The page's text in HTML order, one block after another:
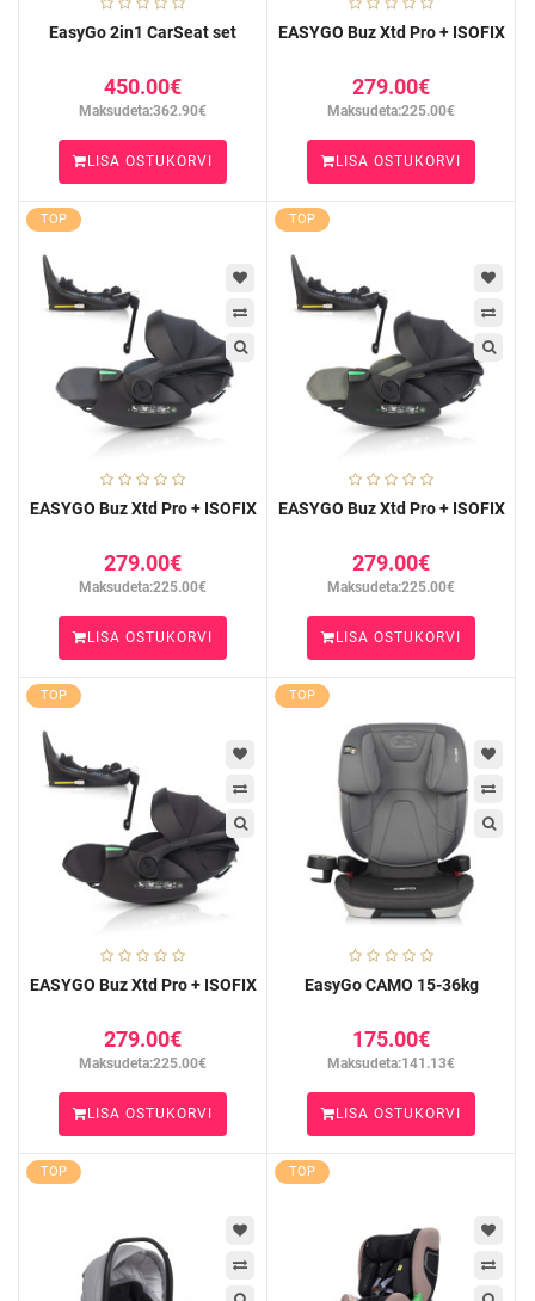
EasyGo 2in1 CarSeat set
450.00€
Maksudeta:362.90€
LISA OSTUKORVI
EASYGO Buz Xtd Pro + ISOFIX
279.00€
Maksudeta:225.00€
LISA OSTUKORVI
TOP
EASYGO Buz Xtd Pro + ISOFIX
279.00€
Maksudeta:225.00€
LISA OSTUKORVI
TOP
EASYGO Buz Xtd Pro + ISOFIX
279.00€
Maksudeta:225.00€
LISA OSTUKORVI
TOP
EASYGO Buz Xtd Pro + ISOFIX
279.00€
Maksudeta:225.00€
LISA OSTUKORVI
TOP
EasyGo CAMO 15-36kg
175.00€
Maksudeta:141.13€
LISA OSTUKORVI
TOP TOP